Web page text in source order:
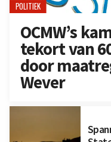
POLITIEK
OCMW’s
tekort van
door
Wever